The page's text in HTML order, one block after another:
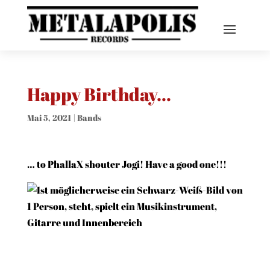
Happy Birthday…
Mai 5, 2021| Bands
… toPhallaXshouter Jogi! Have a good one!!!